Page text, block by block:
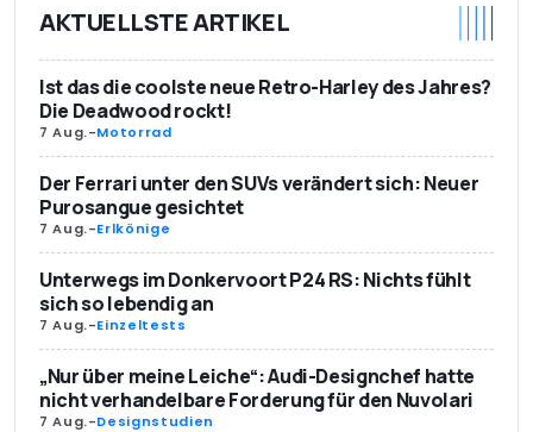
AKTUELLSTE ARTIKEL
Ist das die coolste neue Retro-Harley des Jahres?
Die Deadwood rockt!
7 Aug.-Motorrad
Der Ferrari unter den SUVs verändert sich: Neuer
Purosangue gesichtet
7 Aug.-Erlkönige
Unterwegs im Donkervoort P24 RS: Nichts fühlt
sich so lebendig an
7 Aug.-Einzeltests
„Nur über meine Leiche“: Audi-Designchef hatte
nicht verhandelbare Forderung für den Nuvolari
7 Aug.-Designstudien